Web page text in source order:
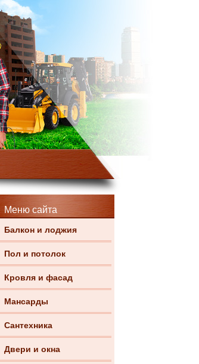
Меню сайта
Балкон и лоджия
Пол и потолок
Кровля и фасад
Мансарды
Сантехника
Двери и окна